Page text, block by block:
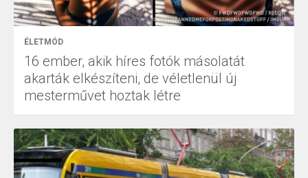
ÉLETMÓD
16 ember, akik híres fotók másolatát
akarták elkészíteni, de véletlenül új
mesterművet hoztak létre